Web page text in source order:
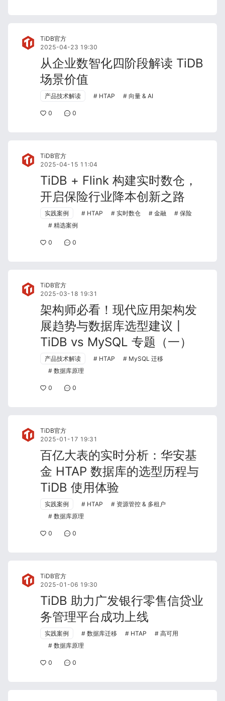
TiDB官方
2025-04-23 19:30
从企业数智化四阶段解读 TiDB
场景价值
产品技术解读 HTAP 向量 & AI
0 0
TiDB官方
2025-04-15 11:04
TiDB + Flink 构建实时数仓，
开启保险行业降本创新之路
实践案例 HTAP 实时数仓 金融
保险
精选案例
0 0
TiDB官方
2025-03-18 19:31
架构师必看！现代应用架构发
展趋势与数据库选型建议丨
TiDB vs MySQL 专题（一）
产品技术解读 HTAP
MySQL 迁移
数据库原理
0 0
TiDB官方
2025-01-17 19:31
百亿大表的实时分析：华安基
金 HTAP 数据库的选型历程与
TiDB 使用体验
实践案例 HTAP
资源管控 & 多租户
数据库原理
0 0
TiDB官方
2025-01-06 19:30
TiDB 助力广发银行零售信贷业
务管理平台成功上线
实践案例 数据库迁移 HTAP
高可用
数据库原理
0 0